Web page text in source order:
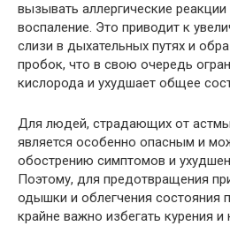
вызывать аллергические реакции
воспаление. Это приводит к
слизи в дыхательных путях и
пробок, что в свою очередь
кислорода и ухудшает общее
Для людей, страдающих от
является особенно опасным и
обострению симптомов и
Поэтому, для предотвращения
одышки и облегчения состояния
крайне важно избегать курения